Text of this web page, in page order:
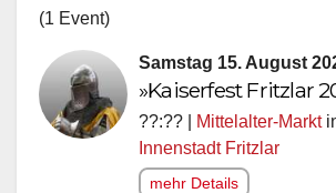
(1 Event)
Samstag 15. August
»Kaiserfest Fritzlar
??:?? | Mittelalter-Markt
Innenstadt Fritzlar
mehr Details